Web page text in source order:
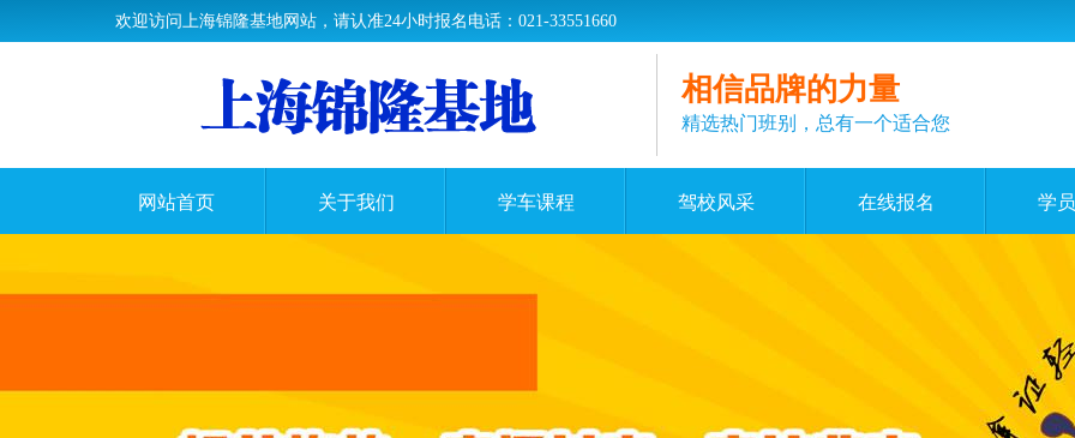
欢迎访问上海锦隆基地网站，请认准24小时报名电话：021-33551660
相信品牌的力量
精选热门班别，总有一个适合您
网站首页 关于我们 学车课程 驾校风采 在线报名 学